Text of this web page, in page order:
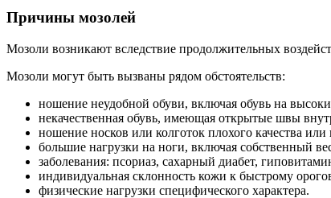
Причины мозолей
Мозоли возникают вследствие продолжительных
Мозоли могут быть вызваны рядом обстоятельств:
ношение неудобной обуви, включая обувь на
некачественная обувь, имеющая открытые швы
ношение носков или колготок плохого качества или
большие нагрузки на ноги, включая собственный
заболевания: псориаз, сахарный диабет,
индивидуальная склонность кожи к быстрому
физические нагрузки специфического характера.